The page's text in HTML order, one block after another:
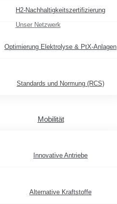
H2-Nachhaltigkeitszertifizierung
Optimierung Elektrolyse & PtX-Anlagen
Standards und Normung (RCS)
Mobilität
Innovative Antriebe
Alternative Kraftstoffe
Unser Netzwerk